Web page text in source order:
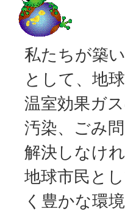
私たちが築
として、地
温室効果ガ
汚染、ごみ
解決しなけ
地球市民と
く豊かな環